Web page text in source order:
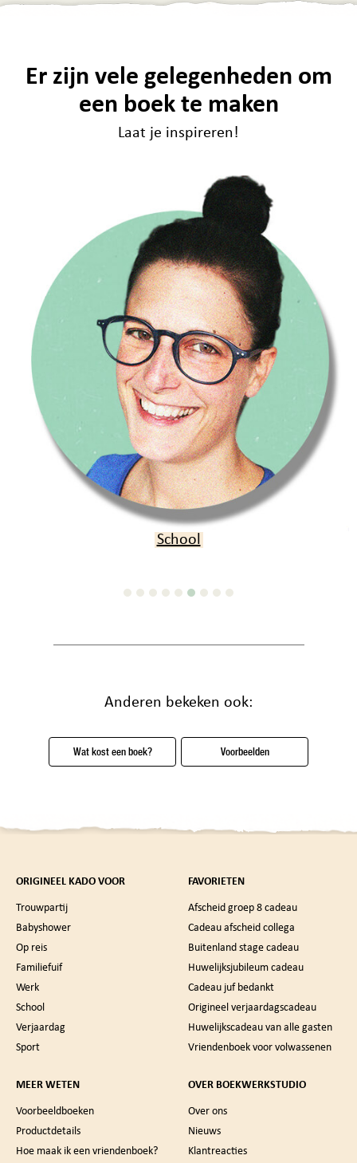
Er zijn vele gelegenheden om
een boek te maken
Laat je inspireren!
Verjaardag
Anderen bekeken ook:
Wat kost een boek? Voorbeelden
ORIGINEEL KADO VOOR
Trouwpartij
Babyshower
Op reis
Familiefuif
Werk
School
Verjaardag
Sport
FAVORIETEN
Afscheid groep 8 cadeau
Cadeau afscheid collega
Buitenland stage cadeau
Huwelijksjubileum cadeau
Cadeau juf bedankt
Origineel verjaardagscadeau
Huwelijkscadeau van alle gasten
Vriendenboek voor volwassenen
MEER WETEN
Voorbeeldboeken
Productdetails
Hoe maak ik een vriendenboek?
OVER BOEKWERKSTUDIO
Over ons
Nieuws
Klantreacties